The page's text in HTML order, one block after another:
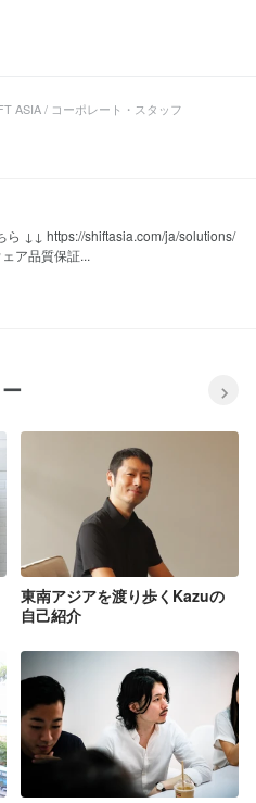
ASIA / コーポレート・スタッフ
ら ↓↓ https://shiftasia.com/ja/solutions/
ア品質保証...
東南アジアを渡り歩くKazuの
自己紹介